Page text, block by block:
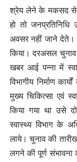
श्रेय लेने के मकसद से
हो तो
अवसर नहीं जाने देते।
किया। दरअसल चुनाव
खबर आई पन्ना में
विभागीय निर्माण
मुख्य चिकित्सा एवं
किया गया था उसे
स्वास्थ्य विभाग के
लाये। चुनाव की
लगने की पूर्ण